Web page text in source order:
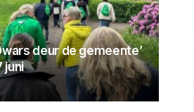
deur de gemeente’
juni